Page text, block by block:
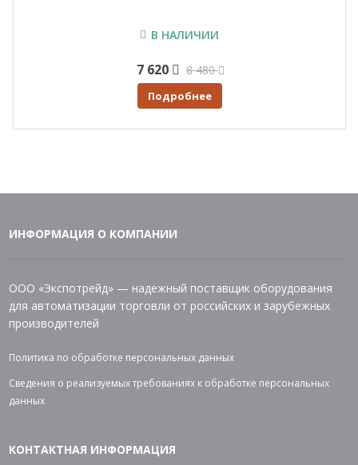
В НАЛИЧИИ
7 620 8 480
Подробнее
ИНФОРМАЦИЯ О КОМПАНИИ
ООО «Экспотрейд» — надежный поставщик оборудования
для автоматизации торговли от российских и зарубежных
производителей
Политика по обработке персональных данных
Сведения о реализуемых требованиях к обработке персональных
данных
КОНТАКТНАЯ ИНФОРМАЦИЯ